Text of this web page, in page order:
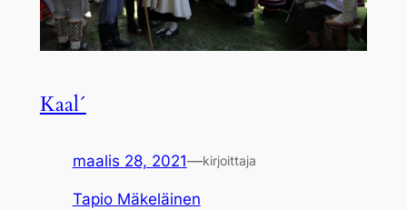
Kaal´
maalis 28, 2021—kirjoittaja
Tapio Mäkeläinen